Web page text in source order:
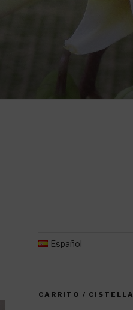
Español
CARRITO / CISTELLA